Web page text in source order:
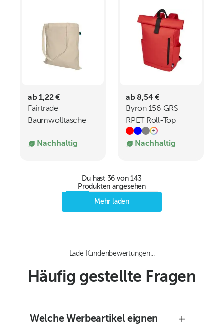
ab 1,22 €
Fairtrade
Baumwolltasche
140 gm - 38 x 42
Nachhaltig
ab 8,54 €
Byron 156 GRS
RPET Roll-Top
Rucksack 18 L
Nachhaltig
Du hast 36 von143
Produkten angesehen
Mehr laden
Lade Kundenbewertungen...
Häufig gestellte Fragen
Welche Werbeartikel eignen
+